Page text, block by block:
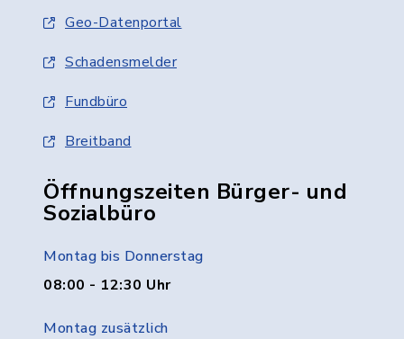
Geo-Datenportal
Schadensmelder
Fundbüro
Breitband
Öffnungszeiten Bürger- und
Sozialbüro
Montag bis Donnerstag
08:00 - 12:30 Uhr
Montag zusätzlich